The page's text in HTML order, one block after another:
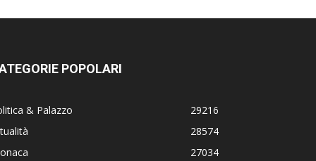
POPOLARI
& Palazzo
29216
28574
27034